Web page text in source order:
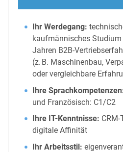
Ihr Werdegang:
kaufmännisches
Jahren B2B-
(z. B. Maschinenbau,
oder vergleichbare
Ihre
und Französisch: C1/C2
Ihre IT-Kenntnisse: CRM-
digitale Affinität
Ihr Arbeitsstil: